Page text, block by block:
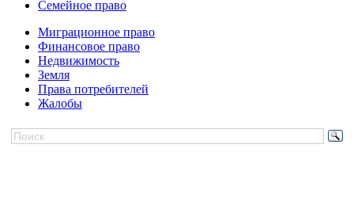
Семейное право
Миграционное право
Финансовое право
Недвижимость
Земля
Права потребителей
Жалобы